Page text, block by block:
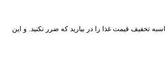
سه شنبه پیتزا با 40درصد تخفیف و نوشیدنی رایگان از ساعت 17 الی 19 /در این حالت قبل از محاسبه تخفیف قیمت غذا را در بیارید که ضرر نکنید. و این